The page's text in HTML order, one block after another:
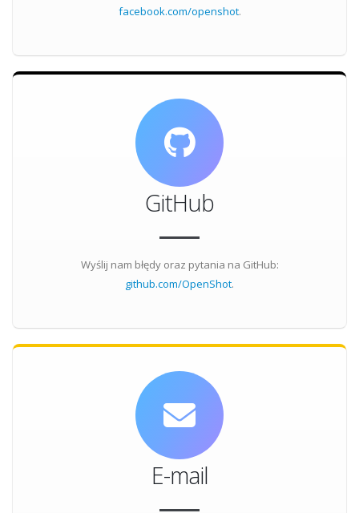
facebook.com/openshot.
GitHub
Wyślij nam błędy oraz pytania na GitHub:
github.com/OpenShot.
E-mail